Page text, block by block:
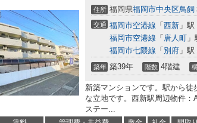
住所 福岡県福岡市中央区鳥飼
交通 福岡市空港線 「 西新 」
福岡市空港線 「 唐人町
福岡市七隈線 「 別府 」
築年 築39年 階数 4階建
新築マンションです。駅から徒
な立地です。西新駅周辺物件
ステー...